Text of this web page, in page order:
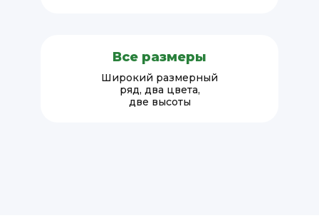
Все размеры
Широкий размерный
ряд, два цвета,
две высоты